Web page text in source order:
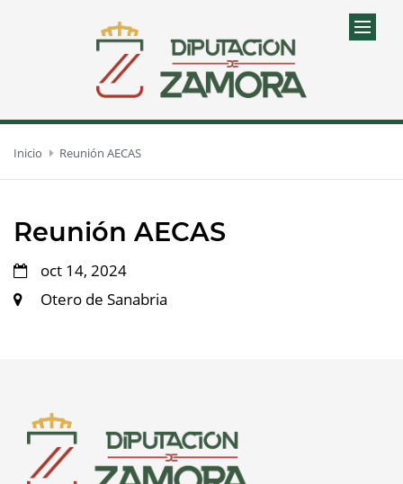
Inicio Reunión AECAS
Reunión AECAS
oct 14, 2024
Otero de Sanabria